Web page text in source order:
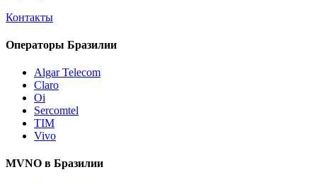
Контакты
Операторы Бразилии
Algar Telecom
Claro
Oi
Sercomtel
TIM
Vivo
MVNO в Бразилии